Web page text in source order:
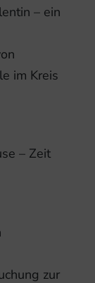
– ein
im Kreis
– Zeit
zur